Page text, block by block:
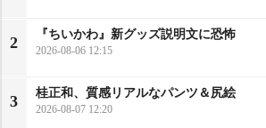
2
『ちいかわ』新グッズ説明文に恐怖
2026-08-06 12:15
3
桂正和、質感リアルなパンツ＆尻絵
2026-08-07 12:20